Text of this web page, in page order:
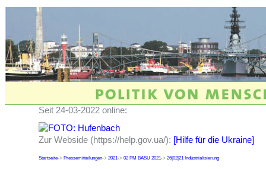
Seit 24-03-2022 online:
Zur Webside (https://help.gov.ua/): [Hilfe für die Ukraine]
Startseite-> Pressemitteilungen-> 2021-> 02 PM BASU 2021-> 26|02|21 Industrialisierung